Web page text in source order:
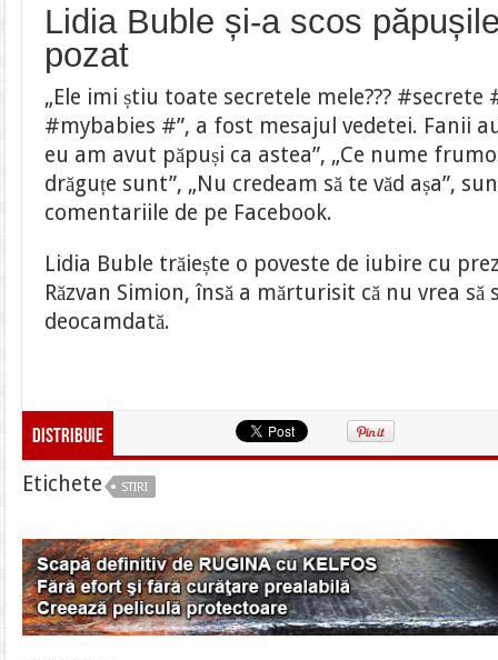
secretele”
Lidia Buble și-a scos
pozat
„Ele imi știu toate secretele mele???
#mybabies #”, a fost mesajul vedetei. Fanii
eu am avut păpuși ca astea”, „Ce nume
drăguțe sunt”, „Nu credeam să te văd așa”,
comentariile de pe Facebook.
Lidia Buble trăiește o poveste de iubire cu
Răzvan Simion, însă a mărturisit că nu vrea să
deocamdată.
Distribuie
Etichete STIRI